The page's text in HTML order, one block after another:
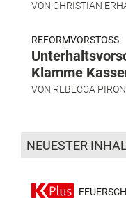
VON CHRISTIAN
REFORMVORSTOSS
Klamme
VON REBECCA PIRON
NEUESTER